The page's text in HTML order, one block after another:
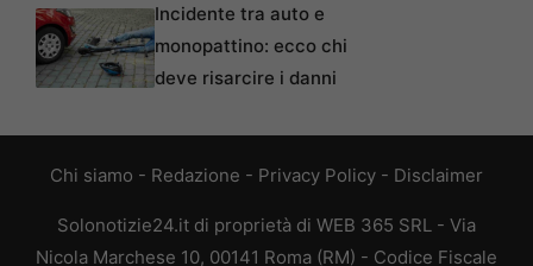
Incidente tra auto e
monopattino: ecco chi
deve risarcire i danni
Chi siamo - Redazione - Privacy Policy - Disclaimer
Solonotizie24.it di proprietà di WEB 365 SRL - Via
Nicola Marchese 10, 00141 Roma (RM) - Codice Fiscale